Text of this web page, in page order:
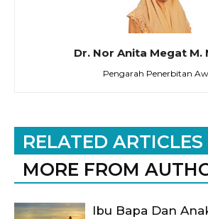
Dr. Nor Anita Megat M.
Pengarah Penerbitan
RELATED ARTICLES
MORE FROM
Ibu Bapa Dan